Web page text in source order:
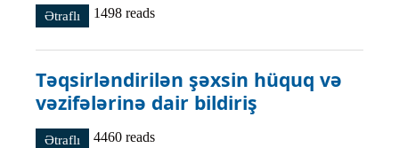
Ətraflı Vəkilin təqsirləndirilən şəxsə təqdim edilməsi haqqında
1498 reads
Təqsirləndirilən şəxsin hüquq və
vəzifələrinə dair bildiriş
Ətraflı Təqsirləndirilən şəxsin hüquq və vəzifələrinə dair bildiriş
4460 reads